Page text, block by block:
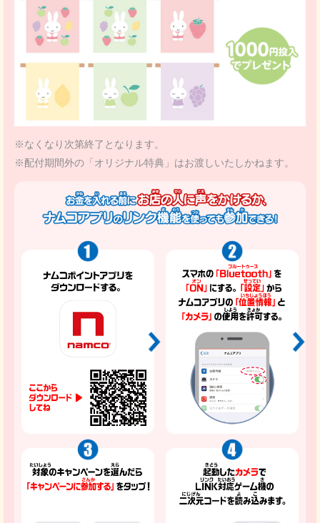
※なくなり次第終了となります。
※配付期間外の「オリジナル特典」はお渡しいたしかねます。